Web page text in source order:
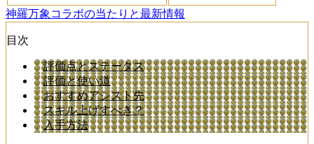
神羅万象コラボの当たりと最新情報
目次
評価点とステータス
評価と使い道
おすすめアシスト先
スキル上げすべき？
入手方法